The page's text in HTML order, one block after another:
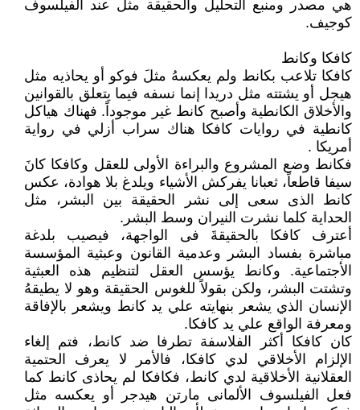
هي مصدر ومنبع التحليل والحقيقة مثل عند الفيلسوف
كوجيف.
كافكا وكانط
كافكا تلاعب بكانط ولم يعكسهُ مثلَ فوكو أو يحاذيه مثل
هيجل أو يشتته مثل دريدا إنما نسفه فيما يتعلق بالقوانين
والأخلاق الكانطية وأصبح كانط غير موجوداً. فهناك هياكل
كانطية في روايات كافكا هناك سراب أزلي في رواية
أمريكا .
فكانط وضع المشروع والبراءة الأولى للعقل وكافكا كانَ
سيفا قاطعاً، ثعبانا يفركش الأشياء ويلدغ بلا هوادة، عكس
كانط الذى سعى إلى نشر الحقيقة بين البشر، مثل
الحداية كلما نشرت النيران وسط البشر.
أعترف كافكا بالحقيقةَ فى الواجهة، فيصيب بلدغة
مباشرة بفساد البشر وعدمية القانون وعبثية المؤسسة
الأجتماعية. وكانط يؤسس العقل لتنظيم هذه العبثية
وتشتت البشر، ولكن بقولاً للغوس الحقيقة وهو لا يطيقهُ
الإنسان الذي يشعر بنهايته علي يد كانط ويشعر بالإفاقة
ومعرفة الواقع علي يد كافكا.
كان كافكا أكثر الفلاسفة تطرفا ضد كانط، فتم إلغاء
الإلزام الأخلاقي لدي كافكا، فالأمر لا يعرف الحتمية
العقلانية الأخلاقية لدي كانط، فكافكا لم يحاذى كانط كما
فعل الفيلسوف الألمانى مارتن هيدجر أو يعكسه مثل